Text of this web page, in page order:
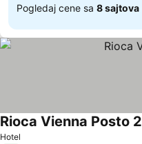
Pogledaj cene sa 8 sajtova
Hotel
Rioca Vienna Posto 2